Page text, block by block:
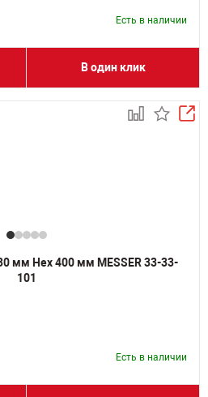
Есть в наличии
В один клик
мм Hex 400 мм MESSER 33-33-
101
Есть в наличии